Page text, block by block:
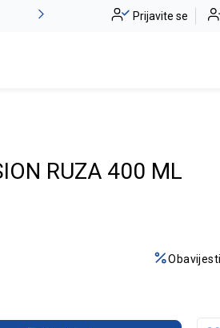
Novo u
Prijavite se
RUZA 400 ML